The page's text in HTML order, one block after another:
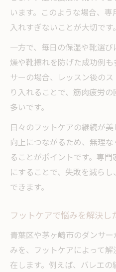
います。このような場合、
入れすぎないことが大切です。
一方で、毎日の保湿や靴選
燥や靴擦れを防げた成功例
サーの場合、レッスン後の
り入れることで、筋肉疲労
多いです。
日々のフットケアの継続が
向上につながるため、無理
ることがポイントです。専
にすることで、失敗を減ら
できます。
フットケアで悩みを解決し
青葉区や茅ヶ崎市のダンサ
みを、フットケアによって
在します。例えば、バレエ